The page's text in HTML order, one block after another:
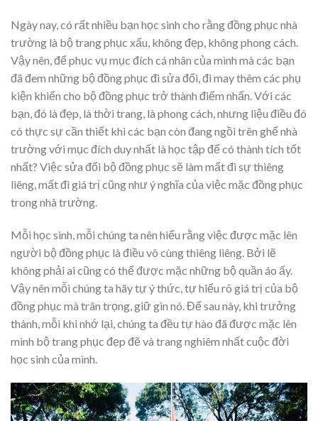
Ngày nay, có rất nhiều bạn học sinh cho rằng đồng phục nhà
trường là bộ trang phục xấu, không đẹp, không phong cách.
Vậy nên, để phục vụ mục đích cá nhân của mình mà các bạn
đã đem những bộ đồng phục đi sửa đổi, đi may thêm các phụ
kiện khiến cho bộ đồng phục trở thành điểm nhấn. Với các
bạn, đó là đẹp, là thời trang, là phong cách, nhưng liệu điều đó
có thực sự cần thiết khi các bạn còn đang ngồi trên ghế nhà
trường với mục đích duy nhất là học tập để có thành tích tốt
nhất? Việc sửa đổi bộ đồng phục sẽ làm mất đi sự thiêng
liêng, mất đi giá trị cũng như ý nghĩa của việc mặc đồng phục
trong nhà trường.
Mỗi học sinh, mỗi chúng ta nên hiểu rằng việc được mặc lên
người bộ đồng phục là điều vô cùng thiêng liêng. Bởi lẽ
không phải ai cũng có thể được mặc những bộ quần áo ấy.
Vậy nên mỗi chúng ta hãy tự ý thức, tự hiểu rõ giá trị của bộ
đồng phục mà trân trọng, giữ gìn nó. Để sau này, khi trưởng
thành, mỗi khi nhớ lại, chúng ta đều tự hào đã được mặc lên
mình bộ trang phục đẹp đẽ và trang nghiêm nhất cuộc đời
học sinh của mình.